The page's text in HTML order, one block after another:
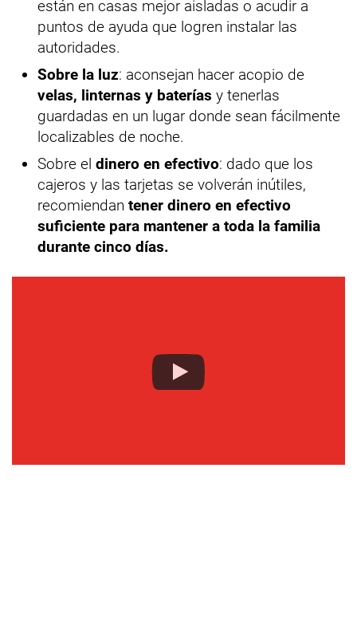
están en casas mejor aisladas o acudir a
puntos de ayuda que logren instalar las
autoridades.
Sobre la luz: aconsejan hacer acopio de
velas, linternas y baterías y tenerlas
guardadas en un lugar donde sean fácilmente
localizables de noche.
Sobre el dinero en efectivo: dado que los
cajeros y las tarjetas se volverán inútiles,
recomiendan tener dinero en efectivo
suficiente para mantener a toda la familia
durante cinco días.